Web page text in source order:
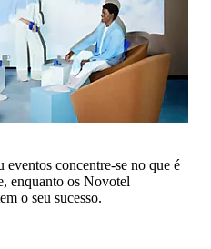
eventos concentre-se no que é
enquanto os Novotel
o seu sucesso.